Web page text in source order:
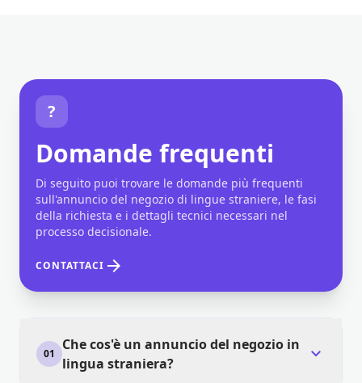
?
Domande frequenti
Di seguito puoi trovare le domande più frequenti
sull'annuncio del negozio di lingue straniere, le fasi
della richiesta e i dettagli tecnici necessari nel
processo decisionale.
CONTATTACI arrow_forward
01
Che cos'è un annuncio del negozio in
lingua straniera?
expand_more